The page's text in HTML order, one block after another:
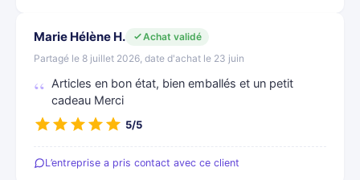
Marie Hélène H.
Achat validé
Partagé le 8 juillet 2026, date d'achat le 23 juin
Articles en bon état, bien emballés et un petit
cadeau Merci
5/5
L’entreprise a pris contact avec ce client